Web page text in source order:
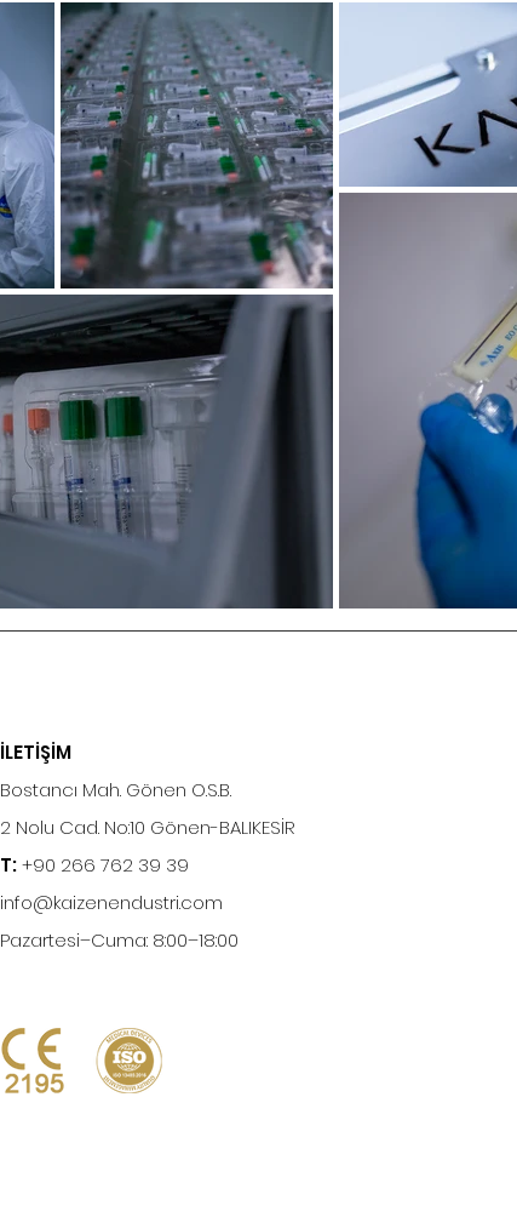
İLETİŞİM
Bostancı Mah. Gönen O.S.B.
2 Nolu Cad. No:10 Gönen-BALIKESİR
T:+90 266 762 39 39
info@kaizenendustri.com
Pazartesi–Cuma: 8:00–18:00